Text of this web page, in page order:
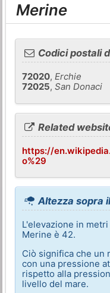
Merine
Codici postali
72020,Erchie
72025,San Donaci
Related
https://
o%29
Altezza sopra
L'elevazione in
Merine è 42.
Ciò significa che un
con una pressione
rispetto alla
livello del mare.